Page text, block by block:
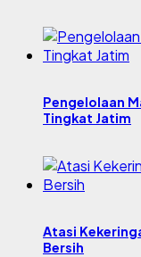
Pengelolaan
Tingkat Jatim
Atasi
Bersih